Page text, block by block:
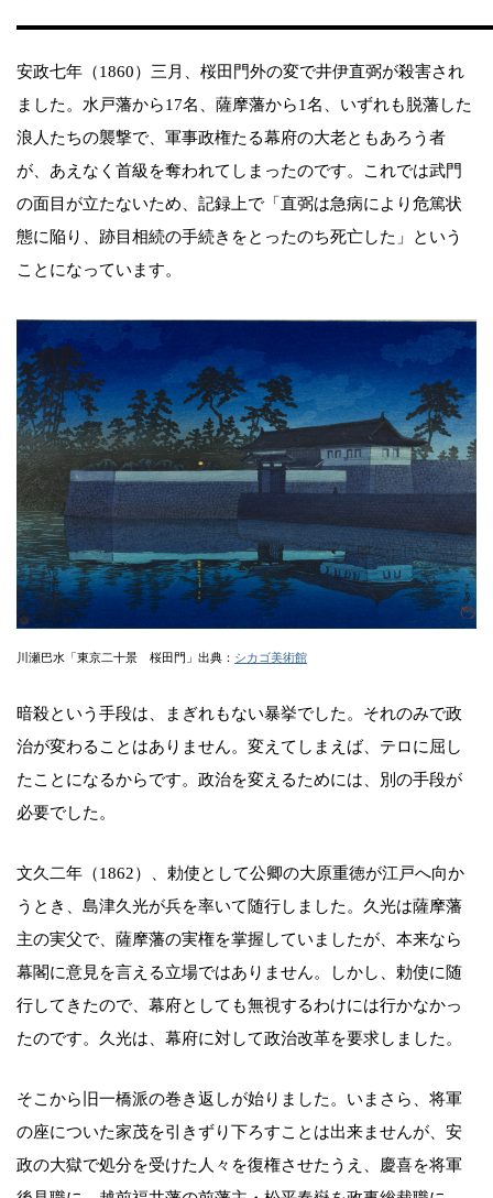
安政七年（1860）三月、桜田門外の変で井伊直弼が殺害され
ました。水戸藩から17名、薩摩藩から1名、いずれも脱藩した
浪人たちの襲撃で、軍事政権たる幕府の大老ともあろう者
が、あえなく首級を奪われてしまったのです。これでは武門
の面目が立たないため、記録上で「直弼は急病により危篤状
態に陥り、跡目相続の手続きをとったのち死亡した」という
ことになっています。
川瀬巴水「東京二十景 桜田門」出典： シカゴ美術館
暗殺という手段は、まぎれもない暴挙でした。それのみで政
治が変わることはありません。変えてしまえば、テロに屈し
たことになるからです。政治を変えるためには、別の手段が
必要でした。
文久二年（1862）、勅使として公卿の大原重徳が江戸へ向か
うとき、島津久光が兵を率いて随行しました。久光は薩摩藩
主の実父で、薩摩藩の実権を掌握していましたが、本来なら
幕閣に意見を言える立場ではありません。しかし、勅使に随
行してきたので、幕府としても無視するわけには行かなかっ
たのです。久光は、幕府に対して政治改革を要求しました。
そこから旧一橋派の巻き返しが始りました。いまさら、将軍
の座についた家茂を引きずり下ろすことは出来ませんが、安
政の大獄で処分を受けた人々を復権させたうえ、慶喜を将軍